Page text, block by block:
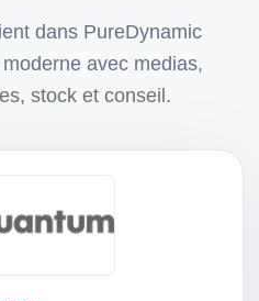
dans PureDynamic
avec medias,
stock et conseil.